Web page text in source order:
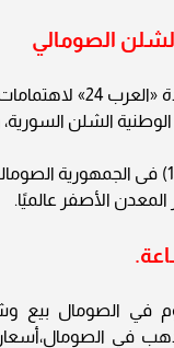
الصومالي
أسعار الذهب في الصومال اليوم الأحد
الشلن السورية،
ويحوي التقرير أسعار المعدن النفيس بجميع عياراته (عيار
الأصفر عالميًا.
الأحد 11-1-2026،سعر الذهب اليوم
في الصومال،أسعار